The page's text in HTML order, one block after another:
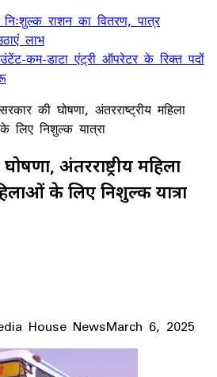
राशन का वितरण, पात्र
लाभ
कम-डाटा एंट्री ऑपरेटर के रिक्त पदों
की घोषणा, अंतरराष्ट्रीय महिला
लिए निशुल्क यात्रा
अंतरराष्ट्रीय महिला
के लिए निशुल्क यात्रा
House NewsMarch 6, 2025